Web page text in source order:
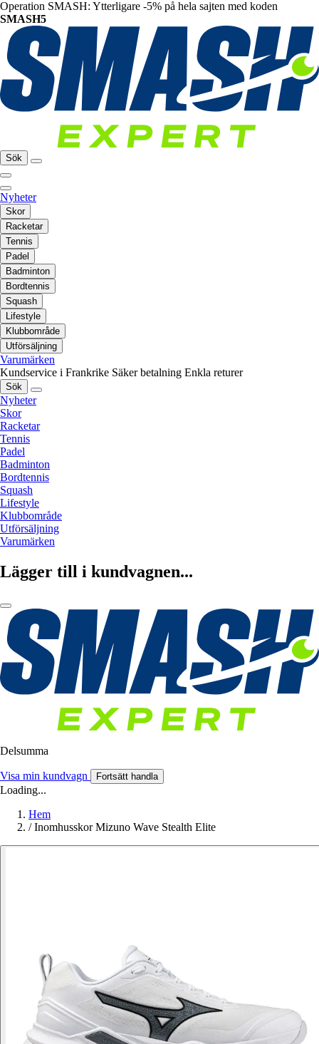
Operation SMASH: Ytterligare -5% på hela sajten med koden
SMASH5
Sök
Nyheter
Skor
Racketar
Tennis
Padel
Badminton
Bordtennis
Squash
Lifestyle
Klubbområde
Utförsäljning
Varumärken
Kundservice i Frankrike Säker betalning Enkla returer
Sök
Nyheter
Skor
Racketar
Tennis
Padel
Badminton
Bordtennis
Squash
Lifestyle
Klubbområde
Utförsäljning
Varumärken
Lägger till i kundvagnen...
Delsumma
Visa min kundvagn Fortsätt handla
Loading...
Hem
/ Inomhusskor Mizuno Wave Stealth Elite